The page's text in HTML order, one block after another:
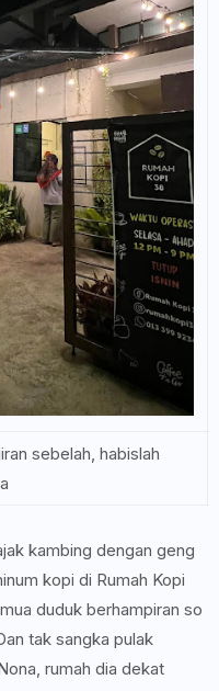
sebelah, habislah
kambing dengan geng
kopi di Rumah Kopi
duduk berhampiran so
tak sangka pulak
rumah dia dekat